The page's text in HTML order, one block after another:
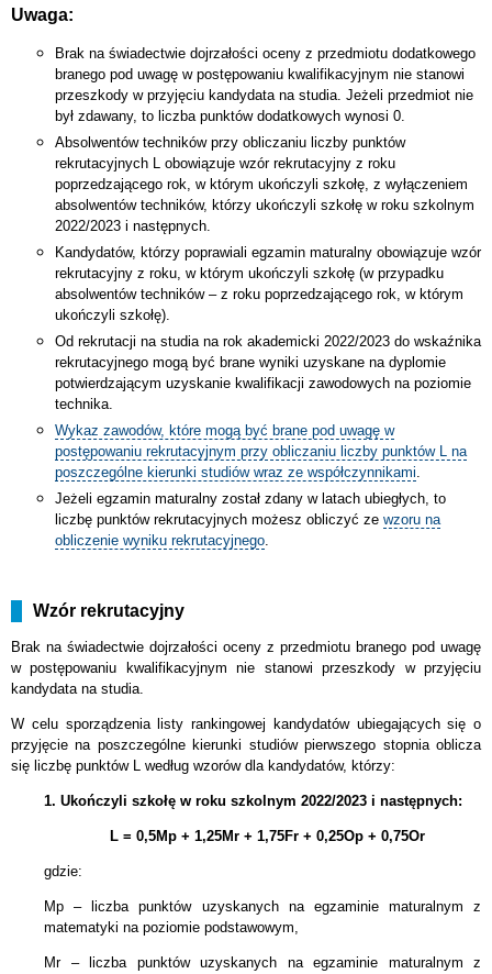
Uwaga:
Brak na świadectwie dojrzałości oceny z przedmiotu dodatkowego
branego pod uwagę w postępowaniu kwalifikacyjnym nie stanowi
przeszkody w przyjęciu kandydata na studia. Jeżeli przedmiot nie
był zdawany, to liczba punktów dodatkowych wynosi 0.
Absolwentów techników przy obliczaniu liczby punktów
rekrutacyjnych L obowiązuje wzór rekrutacyjny z roku
poprzedzającego rok, w którym ukończyli szkołę, z wyłączeniem
absolwentów techników, którzy ukończyli szkołę w roku szkolnym
2022/2023 i następnych.
Kandydatów, którzy poprawiali egzamin maturalny obowiązuje wzór
rekrutacyjny z roku, w którym ukończyli szkołę (w przypadku
absolwentów techników – z roku poprzedzającego rok, w którym
ukończyli szkołę).
Od rekrutacji na studia na rok akademicki 2022/2023 do wskaźnika
rekrutacyjnego mogą być brane wyniki uzyskane na dyplomie
potwierdzającym uzyskanie kwalifikacji zawodowych na poziomie
technika.
Wykaz zawodów, które mogą być brane pod uwagę w
postępowaniu rekrutacyjnym przy obliczaniu liczby punktów L na
poszczególne kierunki studiów wraz ze współczynnikami
Jeżeli egzamin maturalny został zdany w latach ubiegłych, to
liczbę punktów rekrutacyjnych możesz obliczyć ze wzoru na
obliczenie wyniku rekrutacyjnego
Wzór rekrutacyjny
Brak na świadectwie dojrzałości oceny z przedmiotu branego pod uwagę
w postępowaniu kwalifikacyjnym nie stanowi przeszkody w przyjęciu
kandydata na studia.
W celu sporządzenia listy rankingowej kandydatów ubiegających się o
przyjęcie na poszczególne kierunki studiów pierwszego stopnia oblicza
się liczbę punktów L według wzorów dla kandydatów, którzy:
1. Ukończyli szkołę w roku szkolnym 2022/2023 i następnych:
L = 0,5Mp + 1,25Mr + 1,75Fr + 0,25Op + 0,75Or
gdzie:
Mp – liczba punktów uzyskanych na egzaminie maturalnym z
matematyki na poziomie podstawowym,
Mr – liczba punktów uzyskanych na egzaminie maturalnym z